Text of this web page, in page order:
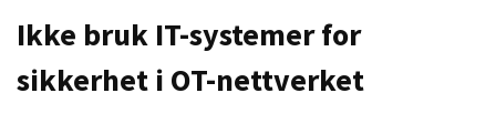
Ikke bruk IT-systemer for
sikkerhet i OT-nettverket